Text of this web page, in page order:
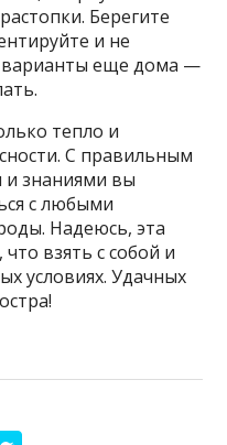
Берегите
и не
варианты еще дома —
тепло и
С правильным
и знаниями вы
с любыми
Надеюсь, эта
взять с собой и
условиях. Удачных